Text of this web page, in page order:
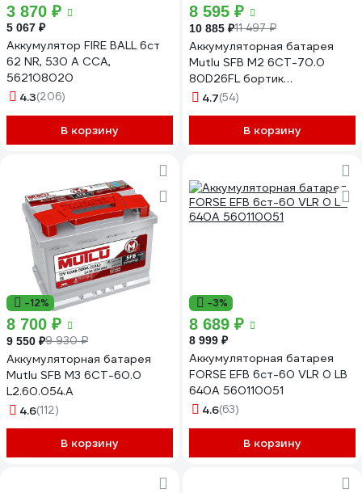
3 870 ₽
5 067 ₽
Аккумулятор FIRE BALL 6ст
62 NR, 530 А CCA,
562108020
4.3(206)
В корзину
8 595 ₽
10 885 ₽11 497 ₽
Аккумуляторная батарея
Mutlu SFB M2 6СТ-70.0
80D26FL бортик
D26.70.063.С
4.7(54)
В корзину
-12%
8 700 ₽
9 550 ₽9 930 ₽
Аккумуляторная батарея
Mutlu SFB M3 6СТ-60.0
L2.60.054.A
4.6(112)
В корзину
-3%
8 689 ₽
8 999 ₽
Аккумуляторная батарея
FORSE EFB 6ст-60 VLR 0 LB
640A 560110051
4.6(63)
В корзину